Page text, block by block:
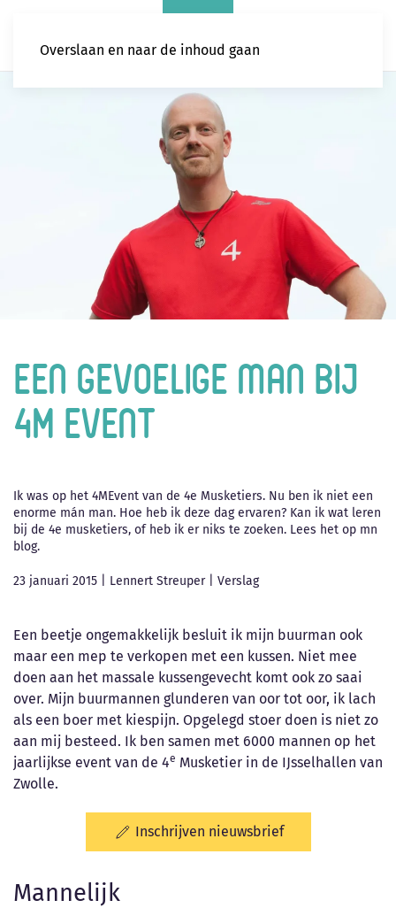
Overslaan en naar de inhoud gaan
Een gevoelige man bij
4M event
Ik was op het 4MEvent van de 4e Musketiers. Nu ben ik niet een
enorme mán man. Hoe heb ik deze dag ervaren? Kan ik wat leren
bij de 4e musketiers, of heb ik er niks te zoeken. Lees het op mn
blog.
23 januari 2015 Lennert Streuper| Verslag
Een beetje ongemakkelijk besluit ik mijn buurman ook
maar een mep te verkopen met een kussen. Niet mee
doen aan het massale kussengevecht komt ook zo saai
over. Mijn buurmannen glunderen van oor tot oor, ik lach
als een boer met kiespijn. Opgelegd stoer doen is niet zo
aan mij besteed. Ik ben samen met 6000 mannen op het
jaarlijkse event van de 4e Musketier in de IJsselhallen van
Zwolle.
Inschrijven nieuwsbrief
Mannelijk